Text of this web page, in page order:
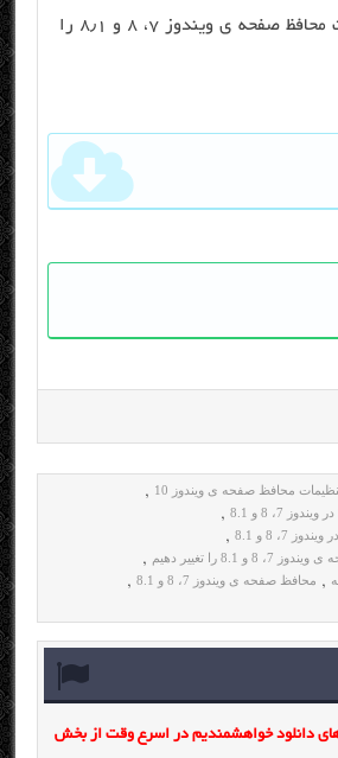
چگونه تنظیمات محافظ صفحه ی ویندوز ۷، ۸ و ۸٫۱ را
محافظ صفحه ی ویندوز 10 ,
,
7، 8 و 8.1 ,
را تغییر دهیم ,
, محافظ صفحه ی ویندوز 7، 8 و 8.1 ,
دانلود خواهشمندیم در اسرع وقت از بخش